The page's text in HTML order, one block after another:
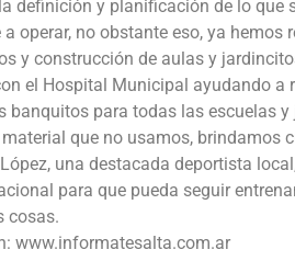
definición y planificación de lo que
operar, no obstante eso, ya
y construcción de aulas y
el Hospital Municipal ayudando a
banquitos para todas las escuelas
que no usamos, brindamos
una destacada deportista
para que pueda seguir
cosas.
www.informatesalta.com.ar